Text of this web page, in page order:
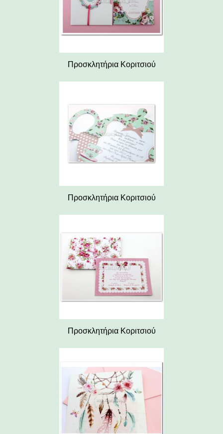
Προσκλητήρια Κοριτσιού
Προσκλητήρια Κοριτσιού
Προσκλητήρια Κοριτσιού